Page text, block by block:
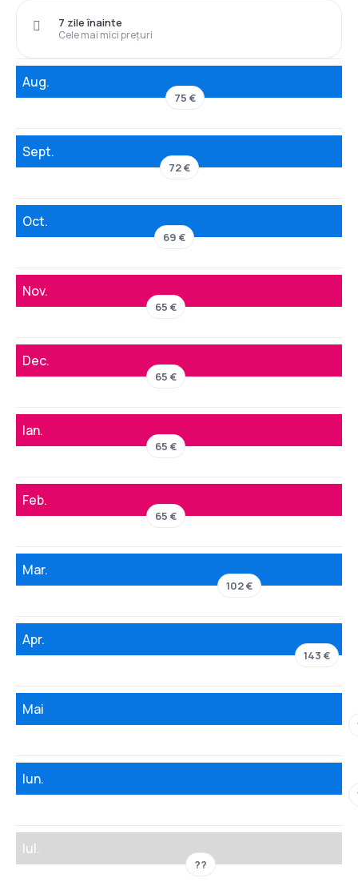
Cele mai mici prețuri
7 zile înainte
Aug.
75 €
Sept.
72 €
Oct.
69 €
Nov.
65 €
Dec.
65 €
Ian.
65 €
Feb.
65 €
Mar.
102 €
Apr.
143 €
Mai
Iun.
Iul.
??